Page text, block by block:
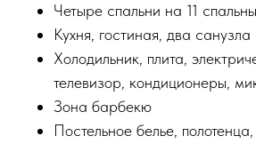
Четыре спальни на 11
Кухня, гостиная, два санузла
Холодильник, плита,
телевизор, кондиционеры,
Зона барбекю
Постельное белье,